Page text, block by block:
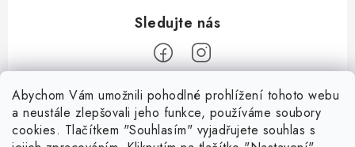
Abychom Vám umožnili pohodlné prohlížení tohoto webu
a neustále zlepšovali jeho funkce, používáme soubory
cookies. Tlačítkem "Souhlasím" vyjadřujete souhlas s
O Arken